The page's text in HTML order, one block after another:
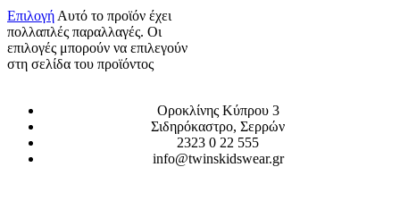
Επιλογή Αυτό το προϊόν έχει
πολλαπλές παραλλαγές. Οι
επιλογές μπορούν να επιλεγούν
στη σελίδα του προϊόντος
Οροκλίνης Κύπρου 3
Σιδηρόκαστρο, Σερρών
2323 0 22 555
info@twinskidswear.gr